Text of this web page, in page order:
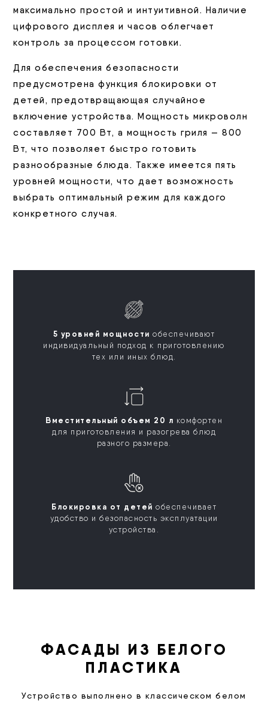
максимально простой и интуитивной. Наличие
цифрового дисплея и часов облегчает
контроль за процессом готовки.
Для обеспечения безопасности
предусмотрена функция блокировки от
детей, предотвращающая случайное
включение устройства. Мощность микроволн
составляет 700 Вт, а мощность гриля — 800
Вт, что позволяет быстро готовить
разнообразные блюда. Также имеется пять
уровней мощности, что дает возможность
выбрать оптимальный режим для каждого
конкретного случая.
5 уровней мощности обеспечивают
индивидуальный подход к приготовлению
тех или иных блюд.
Вместительный объем 20 л комфортен
для приготовления и разогрева блюд
разного размера.
Блокировка от детей обеспечивает
удобство и безопасность эксплуатации
устройства.
ФАСАДЫ ИЗ БЕЛОГО
ПЛАСТИКА
Устройство выполнено в классическом белом